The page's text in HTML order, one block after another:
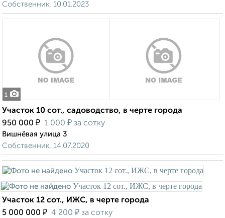
Собственник, 10.01.2023
1
Участок 10 сот., садоводство, в черте города
950 000 ₽ 1 000 ₽ за сотку
Вишнёвая улица 3
Собственник, 14.07.2020
Участок 12 сот., ИЖС, в черте города
5 000 000 ₽ 4 200 ₽ за сотку